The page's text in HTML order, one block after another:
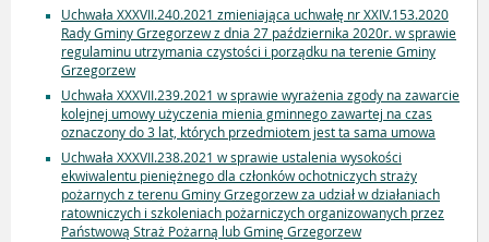
Uchwała XXXVII.240.2021 zmieniająca uchwałę nr XXIV.153.2020
Rady Gminy Grzegorzew z dnia 27 października 2020r. w sprawie
regulaminu utrzymania czystości i porządku na terenie Gminy
Grzegorzew
Uchwała XXXVII.239.2021 w sprawie wyrażenia zgody na zawarcie
kolejnej umowy użyczenia mienia gminnego zawartej na czas
oznaczony do 3 lat, których przedmiotem jest ta sama umowa
Uchwała XXXVII.238.2021 w sprawie ustalenia wysokości
ekwiwalentu pieniężnego dla członków ochotniczych straży
pożarnych z terenu Gminy Grzegorzew za udział w działaniach
ratowniczych i szkoleniach pożarniczych organizowanych przez
Państwową Straż Pożarną lub Gminę Grzegorzew